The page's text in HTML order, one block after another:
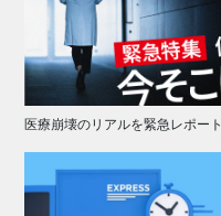
医療崩壊のリアルを緊急レポート